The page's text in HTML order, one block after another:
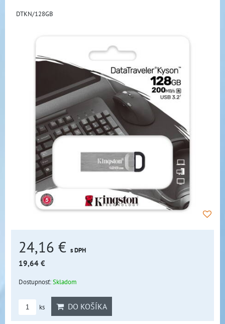
DTKN/128GB
24,16 € s DPH
19,64 €
Dostupnosť:Skladom
ks DO KOŠÍKA